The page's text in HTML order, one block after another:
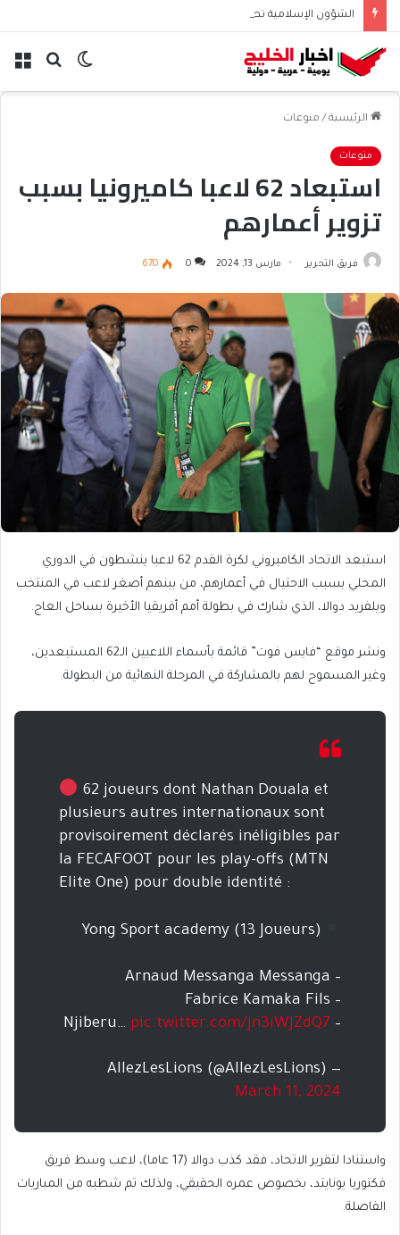
بحث الوضع
الرئيسية / منوعات
منوعات
استبعاد 62 لاعبا كاميرونيا بسبب
تزوير أعمارهم
فريق التحرير مارس 13, 2024 0
670
استبعد الاتحاد الكاميروني لكرة القدم 62 لاعبا ينشطون في الدوري
المحلي بسبب الاحتيال في أعمارهم، من بينهم أصغر لاعب في المنتخب
ويلفريد دوالا، الذي شارك في بطولة أمم أفريقيا الأخيرة بساحل العاج.
ونشر موقع “فايس فوت” قائمة بأسماء اللاعبين الـ62 المستبعدين،
وغير المسموح لهم بالمشاركة في المرحلة النهائية من البطولة.
62 joueurs dont Nathan Douala et
plusieurs autres internationaux sont
provisoirement déclarés inéligibles par
la FECAFOOT pour les play-offs (MTN
Elite One) pour double identité :
Yong Sport academy (13 Joueurs)
– Arnaud Messanga Messanga
– Fabrice Kamaka Fils
– Njiberu…
pic.twitter.com/jn3iWJZdQ7
— AllezLesLions (@AllezLesLions)
March 11, 2024
واستنادا لتقرير الاتحاد، فقد كذب دوالا (17 عاما)، لاعب وسط فريق
فكتوريا يونايتد، بخصوص عمره الحقيقي، ولذلك تم شطبه من المباريات
الفاصلة.